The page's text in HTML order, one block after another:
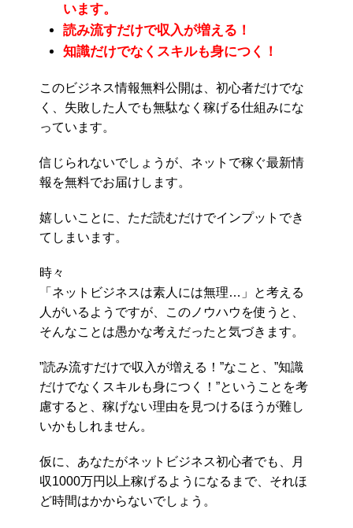
います。
読み流すだけで収入が増える！
知識だけでなくスキルも身につく！
このビジネス情報無料公開は、初心者だけでな
く、失敗した人でも無駄なく稼げる仕組みにな
っています。
信じられないでしょうが、ネットで稼ぐ最新情
報を無料でお届けします。
嬉しいことに、ただ読むだけでインプットでき
てしまいます。
時々
「ネットビジネスは素人には無理…」と考える
人がいるようですが、このノウハウを使うと、
そんなことは愚かな考えだったと気づきます。
”読み流すだけで収入が増える！”なこと、”知識
だけでなくスキルも身につく！”ということを考
慮すると、稼げない理由を見つけるほうが難し
いかもしれません。
仮に、あなたがネットビジネス初心者でも、月
収1000万円以上稼げるようになるまで、それほ
ど時間はかからないでしょう。